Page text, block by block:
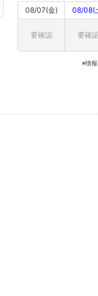
08/07(金) 08/08(
要確認 要確
※情